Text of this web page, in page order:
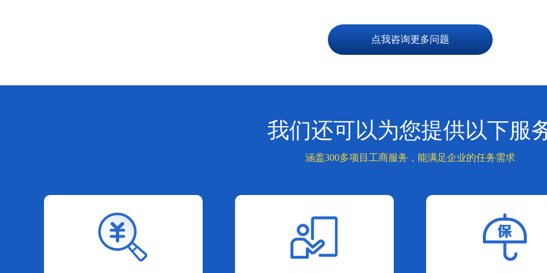
点我咨询更多问题
我们还可以为您提供以下服
涵盖300多项目工商服务，能满足企业的任务需求